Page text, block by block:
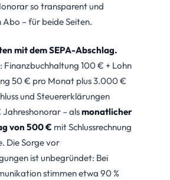
so transparent und
Abo – für beide Seiten.
mit dem SEPA-Abschlag.
Finanzbuchhaltung 100 € + Lohn
50 € pro Monat plus 3.000 €
und Steuererklärungen
– alsmonatlicher
von 500 € mit Schlussrechnung
Die Sorge vor
ist unbegründet: Bei
stimmen etwa 90 %